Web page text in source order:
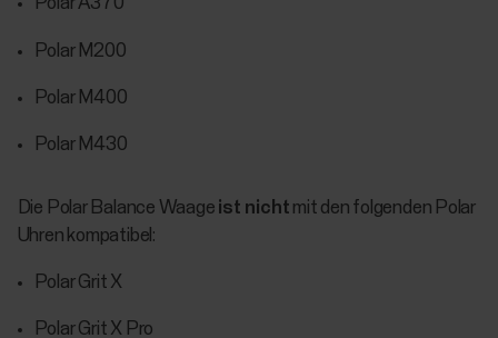
Polar A370
Polar M200
Polar M400
Polar M430
Die Polar Balance Waage ist nicht mit den folgenden Polar
Uhren kompatibel:
Polar Grit X
Polar Grit X Pro